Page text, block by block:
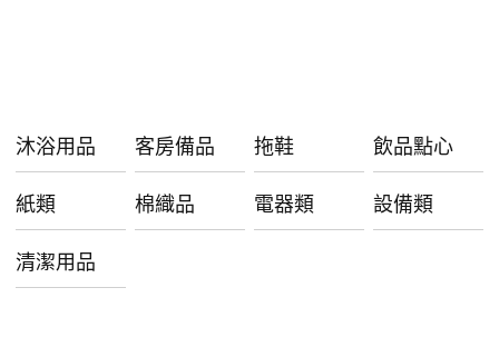
沐浴用品 客房備品 拖鞋 飲品點心
紙類 棉織品 電器類 設備類
清潔用品